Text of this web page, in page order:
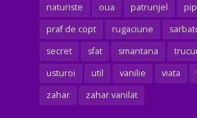
naturiste
oua patrunjel
praf de copt
rugaciune
secret
sfat smantana
usturoi
util vanilie viata
zahar
zahar vanilat